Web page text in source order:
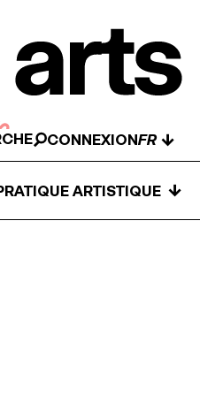
CONNEXION ↓
ARTISTIQUE ↓